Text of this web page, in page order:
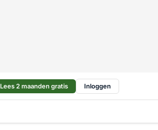
Lees 2 maanden gratis Inloggen